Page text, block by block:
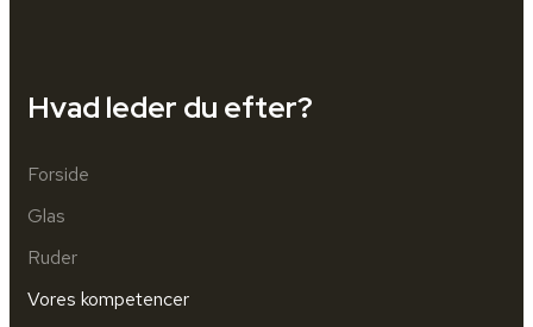
Hvad leder du efter?
Forside
Glas
Ruder
Vores kompetencer